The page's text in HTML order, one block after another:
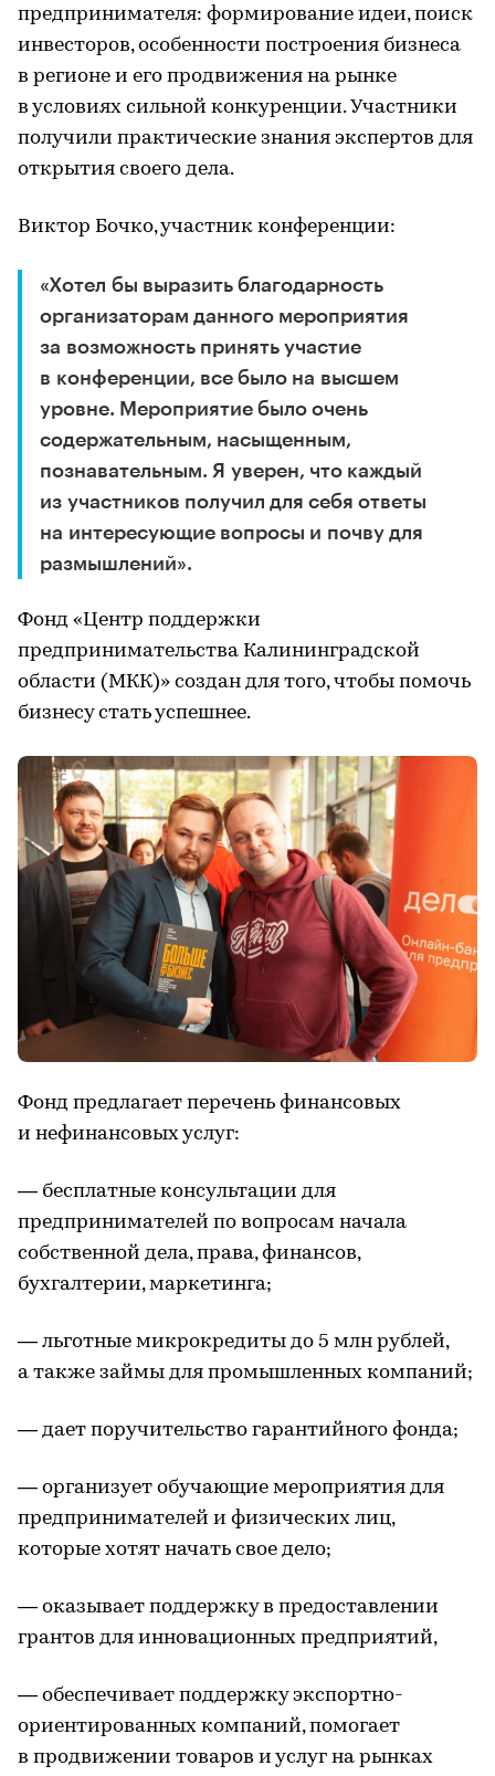
предпринимателя: формирование идеи, поиск
инвесторов, особенности построения бизнеса
в регионе и его продвижения на рынке
в условиях сильной конкуренции. Участники
получили практические знания экспертов для
открытия своего дела.
Виктор Бочко, участник конференции:
«Хотел бы выразить благодарность
организаторам данного мероприятия
за возможность принять участие
в конференции, все было на высшем
уровне. Мероприятие было очень
содержательным, насыщенным,
познавательным. Я уверен, что каждый
из участников получил для себя ответы
на интересующие вопросы и почву для
размышлений».
Фонд «Центр поддержки
предпринимательства Калининградской
области (МКК)» создан для того, чтобы помочь
бизнесу стать успешнее.
Фонд предлагает перечень финансовых
и нефинансовых услуг:
— бесплатные консультации для
предпринимателей по вопросам начала
собственной дела, права, финансов,
бухгалтерии, маркетинга;
— льготные микрокредиты до 5 млн рублей,
а также займы для промышленных компаний;
— дает поручительство гарантийного фонда;
— организует обучающие мероприятия для
предпринимателей и физических лиц,
которые хотят начать свое дело;
— оказывает поддержку в предоставлении
грантов для инновационных предприятий,
— обеспечивает поддержку экспортно-
ориентированных компаний, помогает
в продвижении товаров и услуг на рынках